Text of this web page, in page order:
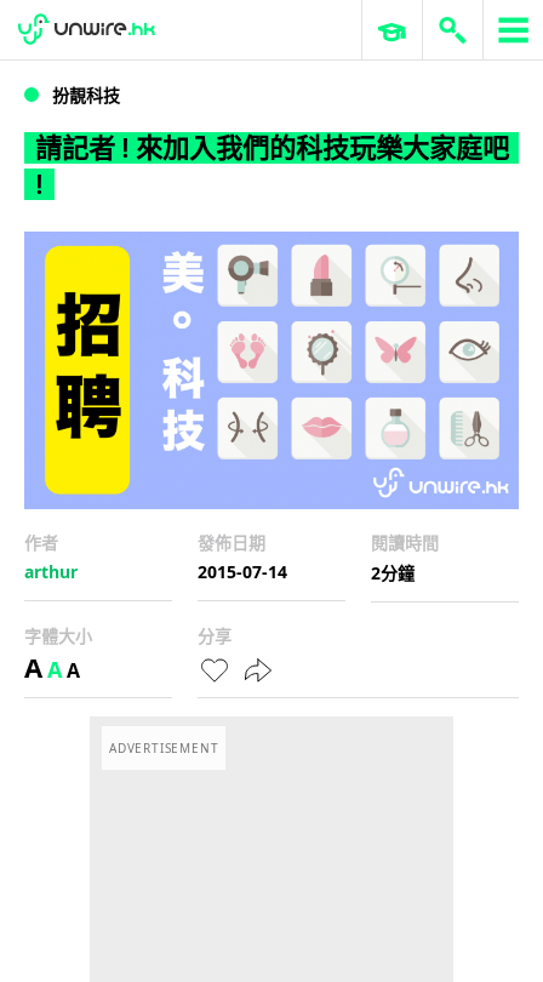
WWDC 2026 ERP 與商業 AI
扮靚科技
請記者 ! 來加入我們的科技玩樂大家庭吧
!
作者
arthur
發佈日期
2015-07-14
閱讀時間
2分鐘
字體大小
AAA
分享
ADVERTISEMENT